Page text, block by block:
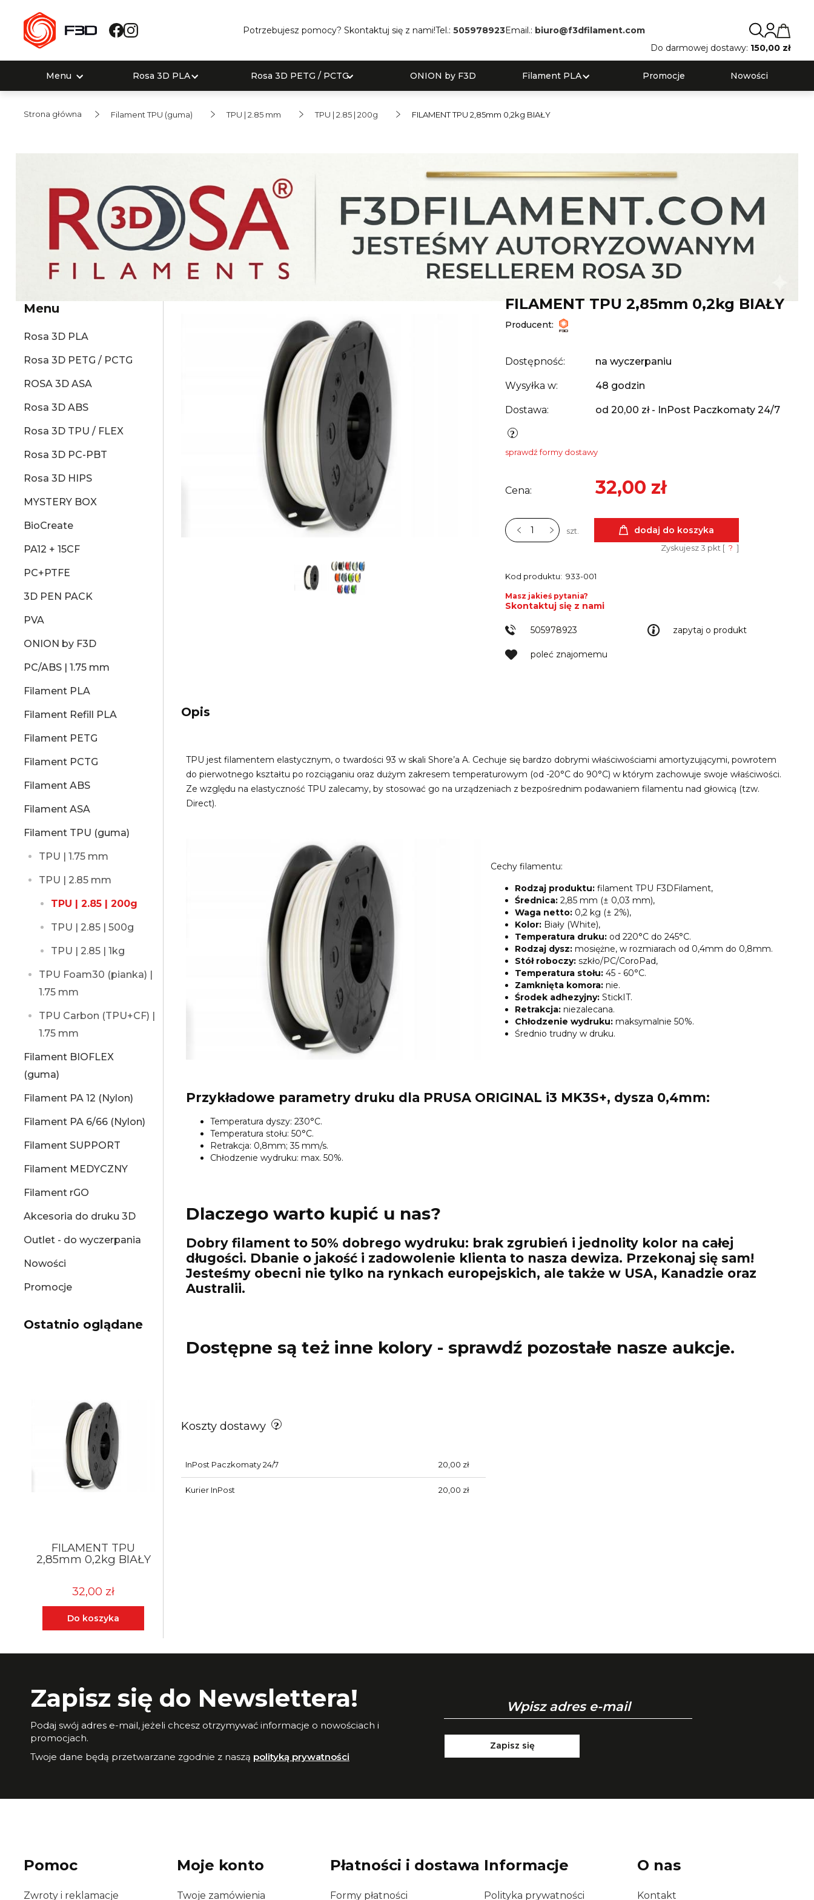
Potrzebujesz pomocy? Skontaktuj się z nami!Tel.: 505978923Email.: biuro@f3dfilament.com
Do darmowej dostawy: 150,00 zł
Menu Rosa 3D PLA Rosa 3D PETG / PCTG ONION by F3D Filament PLA Promocje Nowości
Strona główna Filament TPU (guma) TPU | 2.85 mm TPU | 2.85 | 200g FILAMENT TPU 2,85mm 0,2kg BIAŁY
Menu
Rosa 3D PLA
Rosa 3D PETG / PCTG
ROSA 3D ASA
Rosa 3D ABS
Rosa 3D TPU / FLEX
Rosa 3D PC-PBT
Rosa 3D HIPS
MYSTERY BOX
BioCreate
PA12 + 15CF
PC+PTFE
3D PEN PACK
PVA
ONION by F3D
PC/ABS | 1.75 mm
Filament PLA
Filament Refill PLA
Filament PETG
Filament PCTG
Filament ABS
Filament ASA
Filament TPU (guma)
TPU | 1.75 mm
TPU | 2.85 mm
TPU | 2.85 | 200g
TPU | 2.85 | 500g
TPU | 2.85 | 1kg
TPU Foam30 (pianka) |
1.75 mm
TPU Carbon (TPU+CF) |
1.75 mm
Filament BIOFLEX
(guma)
Filament PA 12 (Nylon)
Filament PA 6/66 (Nylon)
Filament SUPPORT
Filament MEDYCZNY
Filament rGO
Akcesoria do druku 3D
Outlet - do wyczerpania
Nowości
Promocje
Ostatnio oglądane
FILAMENT TPU
2,85mm 0,2kg BIAŁY
32,00 zł
Do koszyka
FILAMENT TPU 2,85mm 0,2kg BIAŁY
Producent:
Dostępność: na wyczerpaniu
Wysyłka w: 48 godzin
Dostawa: od 20,00 zł - InPost Paczkomaty 24/7
sprawdź formy dostawy
Cena: 32,00 zł
szt. dodaj do koszyka
Zyskujesz3 pkt [ ? ]
Kod produktu: 933-001
zapytaj o produkt
poleć znajomemu
Masz jakieś pytania?
Skontaktuj się z nami
505978923
Opis
TPU jest filamentem elastycznym, o twardości 93 w skali Shore’a A. Cechuje się bardzo dobrymi właściwościami amortyzującymi, powrotem
do pierwotnego kształtu po rozciąganiu oraz dużym zakresem temperaturowym (od -20°C do 90°C) w którym zachowuje swoje właściwości.
Ze względu na elastyczność TPU zalecamy, by stosować go na urządzeniach z bezpośrednim podawaniem filamentu nad głowicą (tzw.
Direct).
Cechy filamentu:
Rodzaj produktu:filament TPU F3DFilament,
Średnica:2,85 mm (± 0,03 mm),
Waga netto:0,2 kg (± 2%),
Kolor: Biały (White),
Temperatura druku: od 220°C do 245°C.
Rodzaj dysz: mosiężne, w rozmiarach od 0,4mm do 0,8mm.
Stół roboczy: szkło/PC/CoroPad,
Temperatura stołu: 45 - 60°C.
Zamknięta komora: nie.
Środek adhezyjny: StickIT.
Retrakcja: niezalecana.
Chłodzenie wydruku: maksymalnie 50%.
Średnio trudny w druku.
Przykładowe parametry druku dla PRUSA ORIGINAL i3 MK3S+, dysza 0,4mm:
Temperatura dyszy: 230°C.
Temperatura stołu: 50°C.
Retrakcja: 0,8mm; 35 mm/s.
Chłodzenie wydruku: max. 50%.
Dlaczego warto kupić u nas?
Dobry filament to 50% dobrego wydruku: brak zgrubień i jednolity kolor na całej
długości. Dbanie o jakość i zadowolenie klienta to nasza dewiza. Przekonaj się sam!
Jesteśmy obecni nie tylko na rynkach europejskich, ale także w USA, Kanadzie oraz
Australii.
Dostępne są też inne kolory - sprawdź pozostałe nasze aukcje.
Koszty dostawy
InPost Paczkomaty 24/7 20,00 zł
Kurier InPost 20,00 zł
Zapisz się do Newslettera!
Podaj swój adres e-mail, jeżeli chcesz otrzymywać informacje o nowościach i
promocjach.
Twoje dane będą przetwarzane zgodnie z naszą polityką prywatności
Zapisz się
Pomoc
Zwroty i reklamacje
Moje konto
Twoje zamówienia
Płatności i dostawa
Formy płatności
Informacje
Polityka prywatności
O nas
Kontakt